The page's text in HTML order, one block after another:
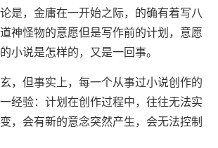
是，金庸在一开始之际，的确有着写八
神怪物的意愿但是写作前的计划，意愿
小说是怎样的，又是一回事。
，但事实上，每一个从事过小说创作的
经验：计划在创作过程中，往往无法实
，会有新的意念突然产生，会无法控制